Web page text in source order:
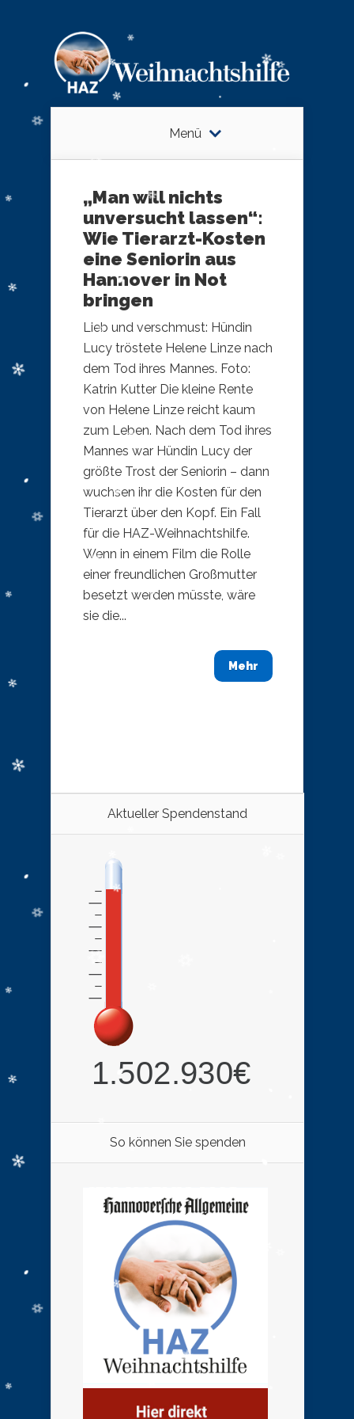
Menü
„Man will nichts
unversucht lassen“:
Wie Tierarzt-Kosten
eine Seniorin aus
Hannover in Not
bringen
Lieb und verschmust: Hündin
Lucy tröstete Helene Linze nach
dem Tod ihres Mannes. Foto:
Katrin Kutter Die kleine Rente
von Helene Linze reicht kaum
zum Leben. Nach dem Tod ihres
Mannes war Hündin Lucy der
größte Trost der Seniorin – dann
wuchsen ihr die Kosten für den
Tierarzt über den Kopf. Ein Fall
für die HAZ-Weihnachtshilfe.
Wenn in einem Film die Rolle
einer freundlichen Großmutter
besetzt werden müsste, wäre
sie die...
Mehr
Aktueller Spendenstand
So können Sie spenden